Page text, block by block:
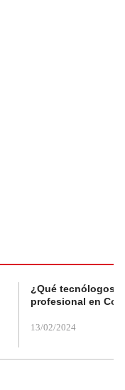
¿Qué tecnólogos
profesional en
13/02/2024